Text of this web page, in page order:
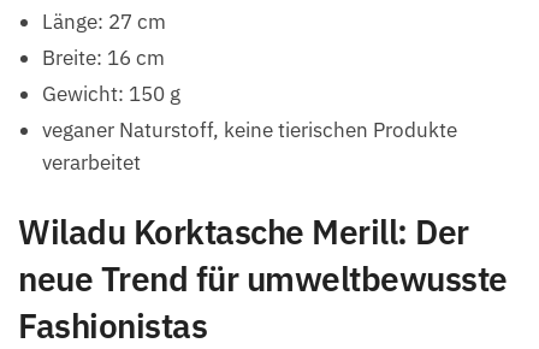
Länge: 27 cm
Breite: 16 cm
Gewicht: 150 g
veganer Naturstoff, keine tierischen Produkte
verarbeitet
Wiladu Korktasche Merill: Der
neue Trend für umweltbewusste
Fashionistas